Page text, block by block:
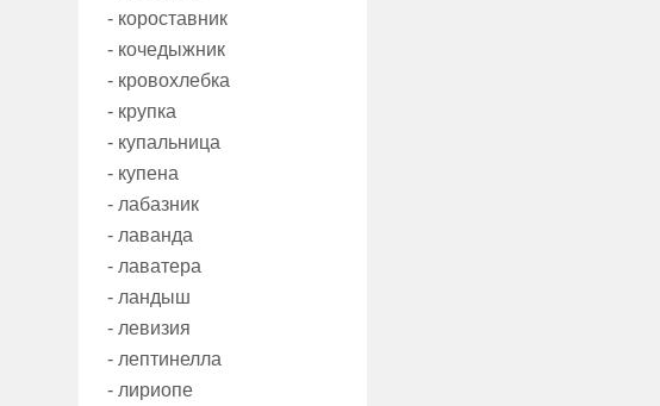
- короставник
- кочедыжник
- кровохлебка
- крупка
- купальница
- купена
- лабазник
- лаванда
- лаватера
- ландыш
- левизия
- лептинелла
- лириопе